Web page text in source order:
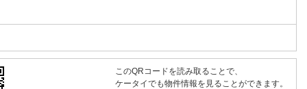
このQRコードを読み取ることで、
ケータイでも物件情報を見ることができます。